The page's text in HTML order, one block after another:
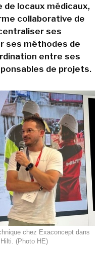
locaux médicaux,
collaborative de
ses
ses méthodes de
entre ses
de projets.
chez Exaconcept dans
(Photo HE)